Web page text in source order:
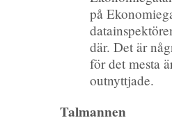
på
där. Det är
för det mesta
outnyttjade.
Talmannen